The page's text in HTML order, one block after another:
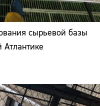
сырьевой базы